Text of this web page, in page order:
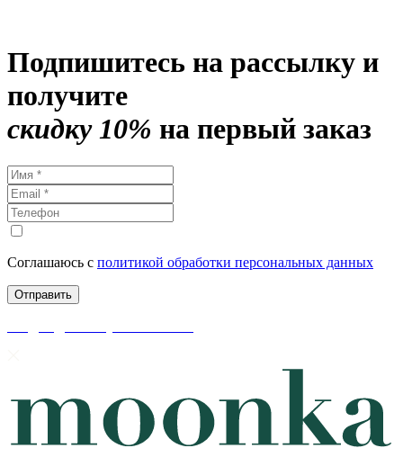
Подпишитесь на рассылку и
получите
скидку 10% на первый заказ
Соглашаюсь с политикой обработки персональных данных